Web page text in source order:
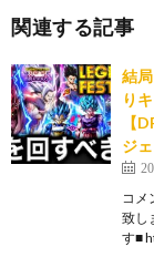
関連する記事
結
り
【
ジ
コメ
致し
す■